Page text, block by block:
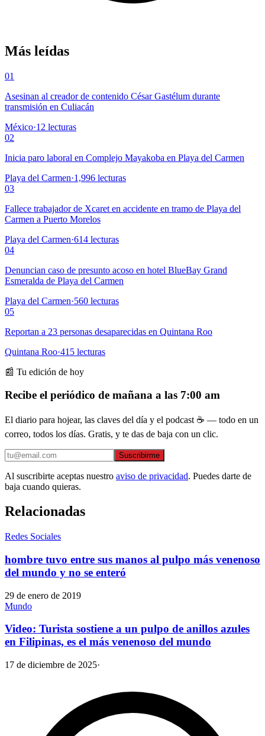
Más leídas
01
Asesinan al creador de contenido César Gastélum durante
transmisión en Culiacán
México·12 lecturas
02
Inicia paro laboral en Complejo Mayakoba en Playa del Carmen
Playa del Carmen·1,996 lecturas
03
Fallece trabajador de Xcaret en accidente en tramo de Playa del
Carmen a Puerto Morelos
Playa del Carmen·614 lecturas
04
Denuncian caso de presunto acoso en hotel BlueBay Grand
Esmeralda de Playa del Carmen
Playa del Carmen·560 lecturas
05
Reportan a 23 personas desaparecidas en Quintana Roo
Quintana Roo·415 lecturas
📰 Tu edición de hoy
Recibe el periódico de mañana a las 7:00 am
El diario para hojear, las claves del día y el podcast ☕ — todo en un
correo, todos los días. Gratis, y te das de baja con un clic.
Suscribirme
Al suscribirte aceptas nuestro aviso de privacidad. Puedes darte de
baja cuando quieras.
Relacionadas
Redes Sociales
hombre tuvo entre sus manos al pulpo más venenoso
del mundo y no se enteró
29 de enero de 2019
Mundo
Video: Turista sostiene a un pulpo de anillos azules
en Filipinas, es el más venenoso del mundo
17 de diciembre de 2025·